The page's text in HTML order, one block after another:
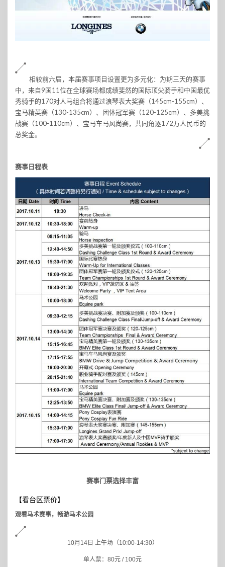
相较前六届，本届赛事项目设置更为多元化：为期三天的赛事
中，来自9国11位在全球赛场都成绩斐然的国际顶尖骑手和中国最优
秀骑手的170对人马组合将通过浪琴表大奖赛（145cm-155cm）、
宝马精英赛（130-135cm）、团体冠军赛（120-125cm）、多美挑
战赛（100-110cm）、宝马车马风尚赛，共同角逐172万人民币的
总奖金。
赛事日程表
赛事门票选择丰富
【看台区票价】
观看马术赛事，畅游马术公园
10月14日 上午场（10:00-14:30）
单人票：80元 / 100元